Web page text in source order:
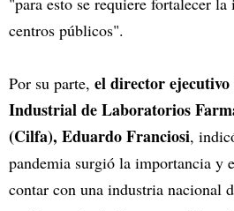
centros públicos".
Por su parte, el director
Industrial de Laboratorios
(Cilfa), Eduardo Franciosi,
pandemia surgió la importancia y
contar con una industria nacional